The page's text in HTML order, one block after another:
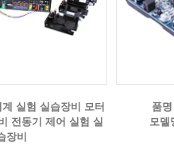
실험 실습장비 모터
전동기 제어 실험 실
장비
품
모